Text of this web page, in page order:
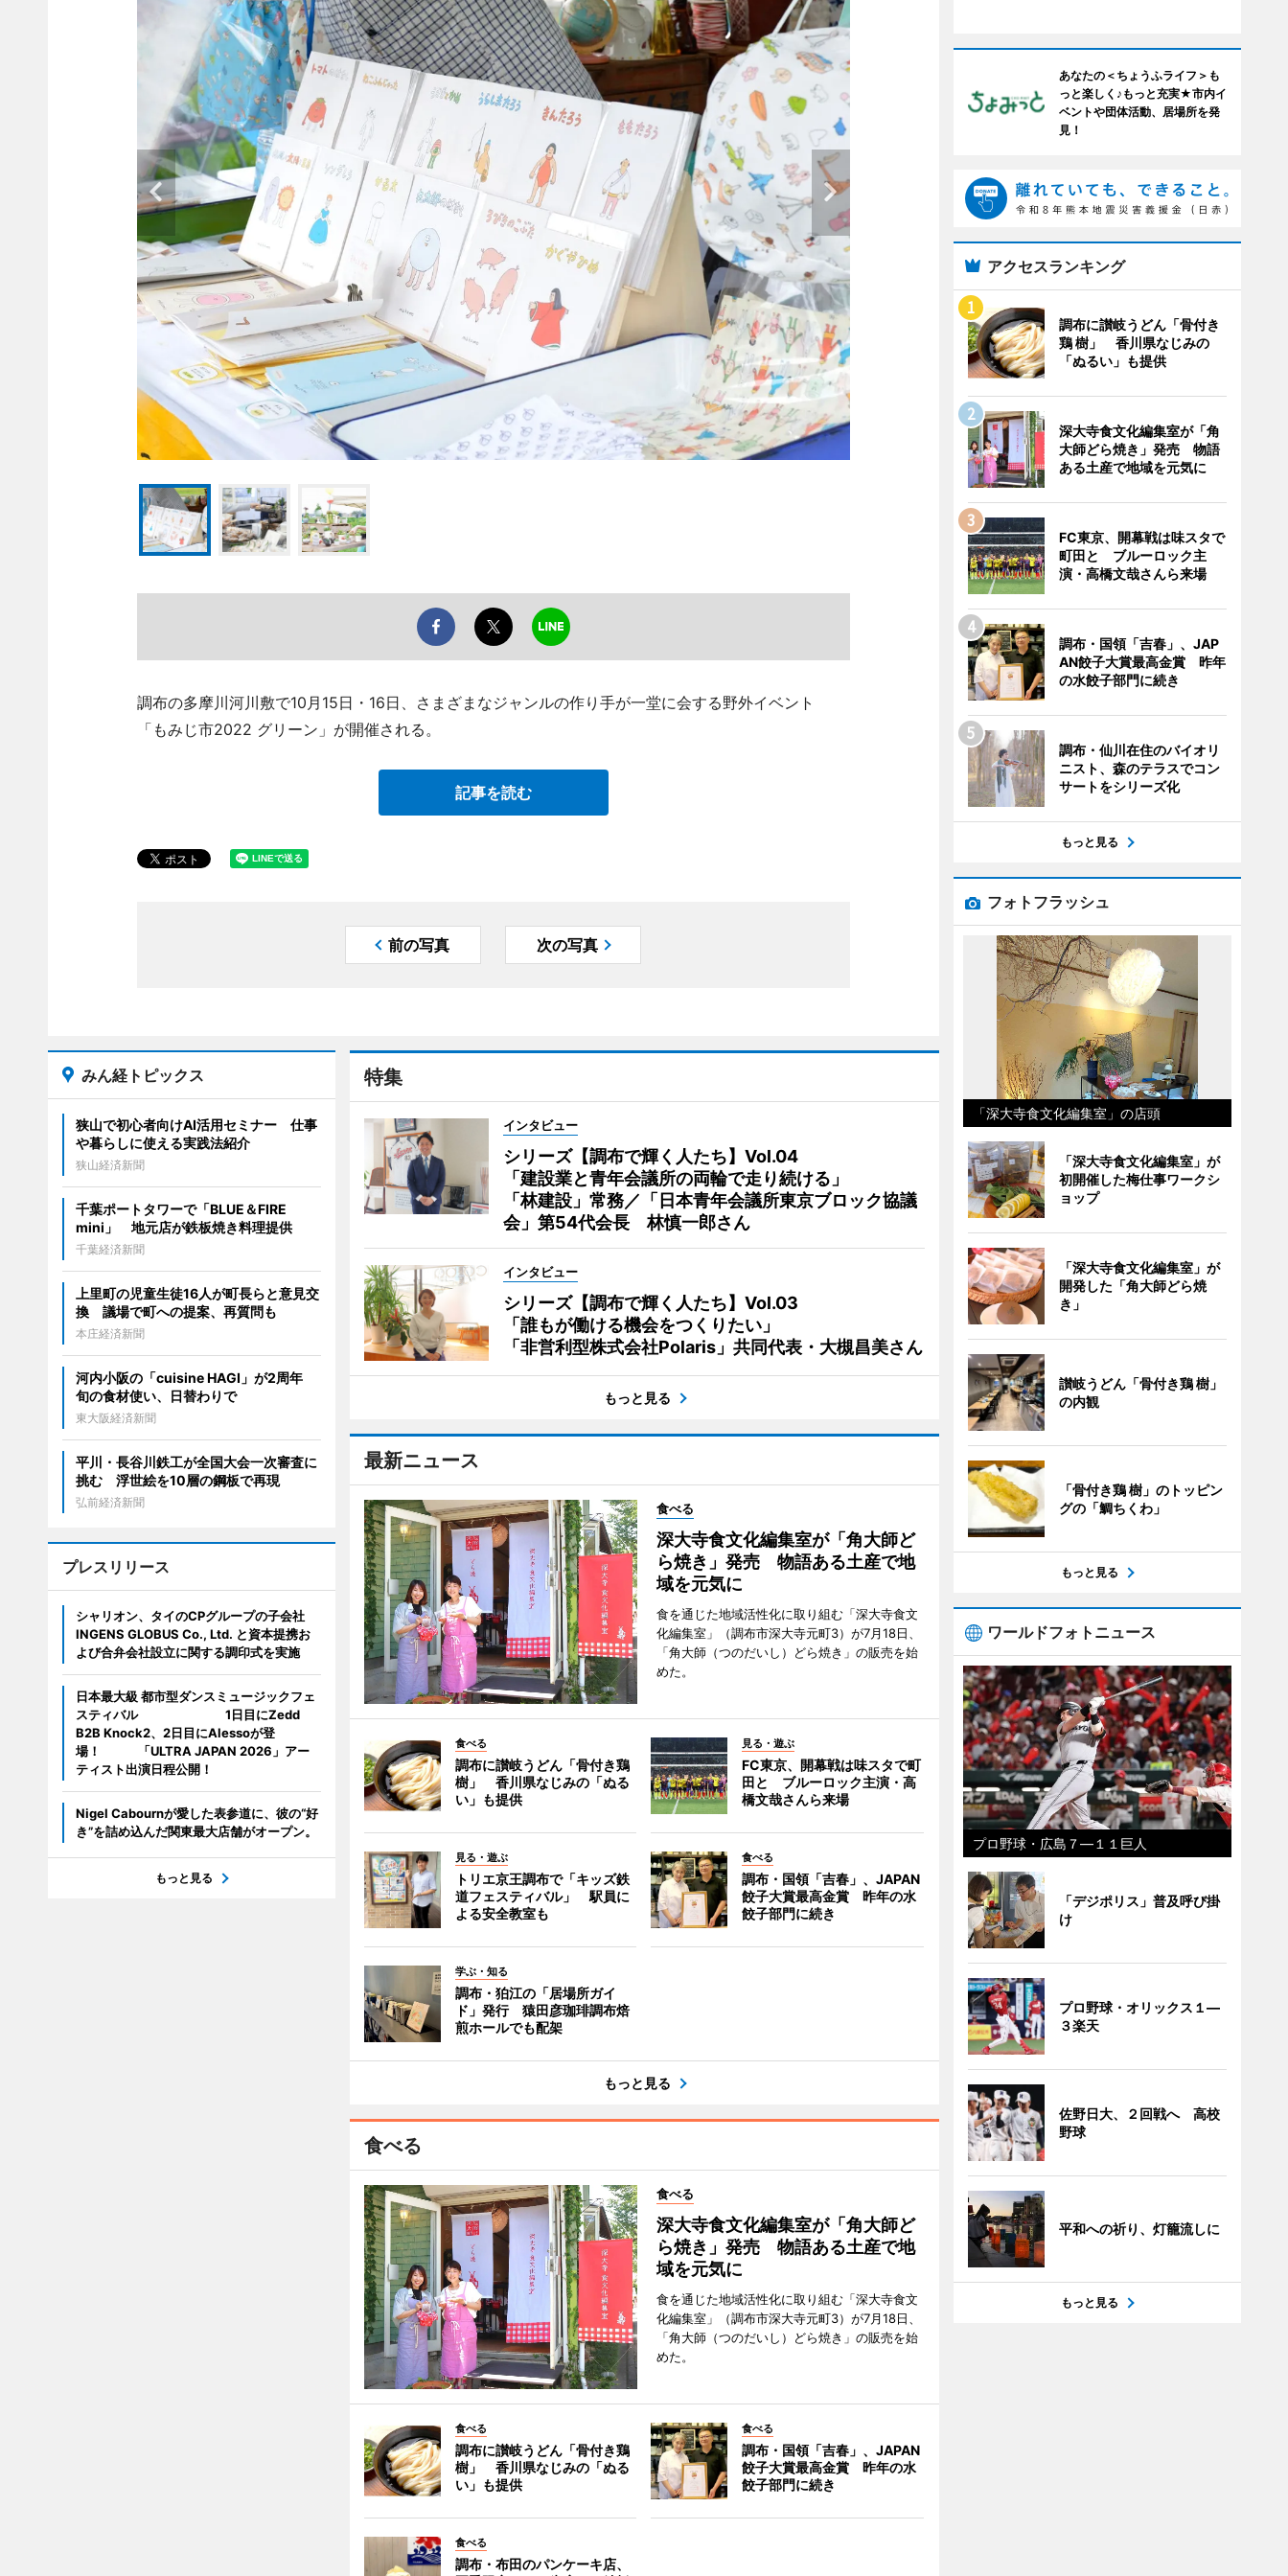
調布の多摩川河川敷で10月15日・16日、さまざまなジャンルの作り手が一堂に会する野外イベント
「もみじ市2022 グリーン」が開催される。
記事を読む
前の写真 次の写真
特集
インタビュー
シリーズ【調布で輝く人たち】Vol.04
「建設業と青年会議所の両輪で走り続ける」
「林建設」常務／「日本青年会議所東京ブロック協議
会」第54代会長 林慎一郎さん
インタビュー
シリーズ【調布で輝く人たち】Vol.03
「誰もが働ける機会をつくりたい」
「非営利型株式会社Polaris」共同代表・大槻昌美さん
もっと見る
最新ニュース
食べる
深大寺食文化編集室が「角大師ど
ら焼き」発売 物語ある土産で地
域を元気に
食を通じた地域活性化に取り組む「深大寺食文
化編集室」（調布市深大寺元町3）が7月18日、
「角大師（つのだいし）どら焼き」の販売を始
めた。
食べる
調布に讃岐うどん「骨付き鶏
樹」 香川県なじみの「ぬる
い」も提供
見る・遊ぶ
FC東京、開幕戦は味スタで町
田と ブルーロック主演・高
橋文哉さんら来場
見る・遊ぶ
トリエ京王調布で「キッズ鉄
道フェスティバル」 駅員に
よる安全教室も
食べる
調布・国領「吉春」、JAPAN
餃子大賞最高金賞 昨年の水
餃子部門に続き
学ぶ・知る
調布・狛江の「居場所ガイ
ド」発行 猿田彦珈琲調布焙
煎ホールでも配架
もっと見る
食べる
食べる
深大寺食文化編集室が「角大師ど
ら焼き」発売 物語ある土産で地
域を元気に
食を通じた地域活性化に取り組む「深大寺食文
化編集室」（調布市深大寺元町3）が7月18日、
「角大師（つのだいし）どら焼き」の販売を始
めた。
食べる
調布に讃岐うどん「骨付き鶏
樹」 香川県なじみの「ぬる
い」も提供
食べる
調布・国領「吉春」、JAPAN
餃子大賞最高金賞 昨年の水
餃子部門に続き
食べる
調布・布田のパンケーキ店、
みん経トピックス
狭山で初心者向けAI活用セミナー 仕事
や暮らしに使える実践法紹介
狭山経済新聞
千葉ポートタワーで「BLUE＆FIRE
mini」 地元店が鉄板焼き料理提供
千葉経済新聞
上里町の児童生徒16人が町長らと意見交
換 議場で町への提案、再質問も
本庄経済新聞
河内小阪の「cuisine HAGI」が2周年
旬の食材使い、日替わりで
東大阪経済新聞
平川・長谷川鉄工が全国大会一次審査に
挑む 浮世絵を10層の鋼板で再現
弘前経済新聞
プレスリリース
シャリオン、タイのCPグループの子会社
INGENS GLOBUS Co., Ltd. と資本提携お
よび合弁会社設立に関する調印式を実施
日本最大級 都市型ダンスミュージックフェ
スティバル 1日目にZedd
B2B Knock2、2日目にAlessoが登
場！ 「ULTRA JAPAN 2026」アー
ティスト出演日程公開！
Nigel Cabournが愛した表参道に、彼の“好
き”を詰め込んだ関東最大店舗がオープン。
もっと見る
あなたの＜ちょうふライフ＞も
っと楽しく♪もっと充実★市内イ
ベントや団体活動、居場所を発
見！
アクセスランキング
調布に讃岐うどん「骨付き
鶏 樹」 香川県なじみの
「ぬるい」も提供
深大寺食文化編集室が「角
大師どら焼き」発売 物語
ある土産で地域を元気に
FC東京、開幕戦は味スタで
町田と ブルーロック主
演・高橋文哉さんら来場
調布・国領「吉春」、JAP
AN餃子大賞最高金賞 昨年
の水餃子部門に続き
調布・仙川在住のバイオリ
ニスト、森のテラスでコン
サートをシリーズ化
もっと見る
フォトフラッシュ
「深大寺食文化編集室」の店頭
「深大寺食文化編集室」が
初開催した梅仕事ワークシ
ョップ
「深大寺食文化編集室」が
開発した「角大師どら焼
き」
讃岐うどん「骨付き鶏 樹」
の内観
「骨付き鶏 樹」のトッピン
グの「鯛ちくわ」
もっと見る
ワールドフォトニュース
プロ野球・広島７―１１巨人
「デジポリス」普及呼び掛
け
プロ野球・オリックス１―
３楽天
佐野日大、２回戦へ 高校
野球
平和への祈り、灯籠流しに
もっと見る